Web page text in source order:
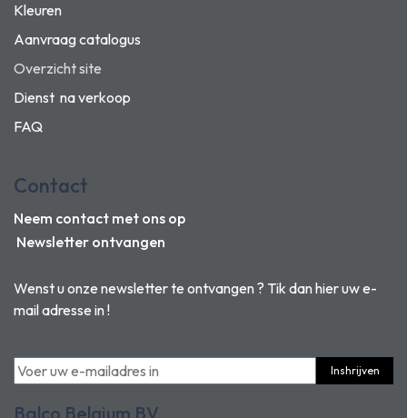
Kleuren
Aanvraag catalogus
Overzicht site
Dienst na verkoop
FAQ
Wenst u onze newsletter te ontvangen ? Tik dan hier uw e-
mail adresse in !
Inshrijven
Balco Belgium BV
Contact
Neem contact met ons op
Newsletter ontvangen